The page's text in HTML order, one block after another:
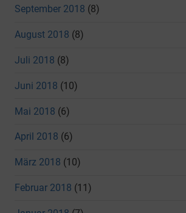
September 2018 (8)
August 2018 (8)
Juli 2018 (8)
Juni 2018 (10)
Mai 2018 (6)
April 2018 (6)
März 2018 (10)
Februar 2018 (11)